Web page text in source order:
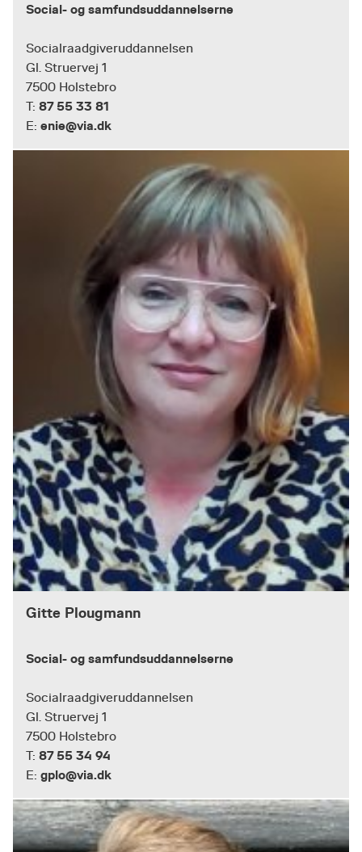
Social- og samfundsuddannelserne
Socialraadgiveruddannelsen
Gl. Struervej 1
7500 Holstebro
T: 87 55 33 81
E: enie@via.dk
Gitte Plougmann
Social- og samfundsuddannelserne
Socialraadgiveruddannelsen
Gl. Struervej 1
7500 Holstebro
T: 87 55 34 94
E: gplo@via.dk